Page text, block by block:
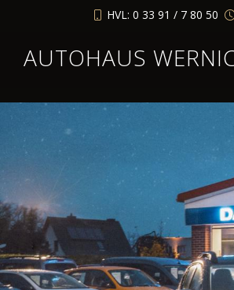
HVL: 0 33 91 / 7 80 50
AUTOHAUS